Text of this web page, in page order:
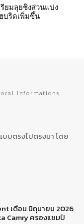
ยมลุยชิงส่วนแบ่ง
บริดเพิ่มขึ้น
Informations
บบตรงไปตรงมา โดย
เดือน มิถุนายน 2026
Camry ครองแชมป์